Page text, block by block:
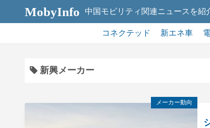
MobyInfo 中国モビリティ関連ニュースを紹
コネクテッド 新エネ車
新興メーカー
メーカー動向